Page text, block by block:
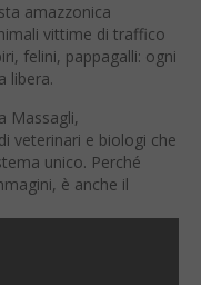
amazzonica
vittime di traffico
felini, pappagalli: ogni
libera.
Massagli,
veterinari e biologi che
unico. Perché
è anche il